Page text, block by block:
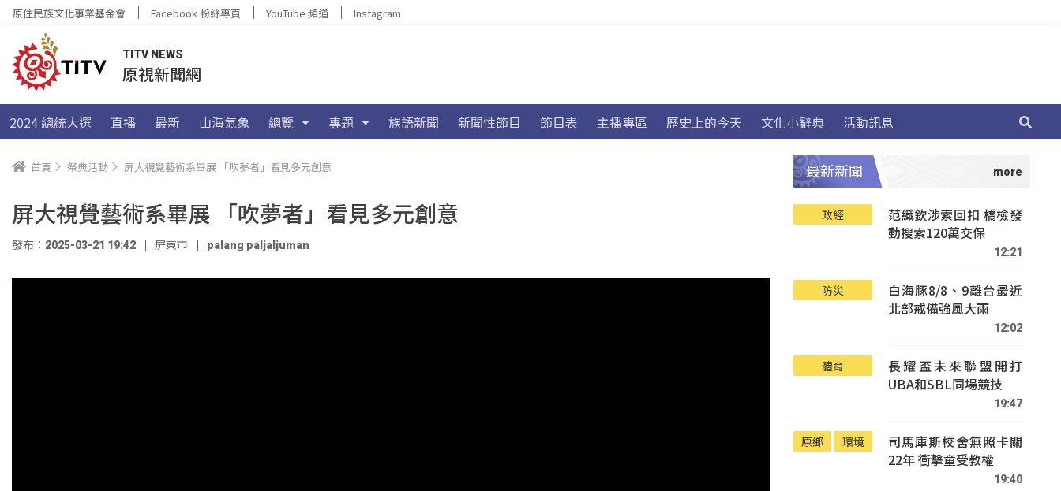
原住民族文化事業基金會 Facebook 粉絲專頁 YouTube 頻道 Instagram
TITV NEWS
原視新聞網
2024 總統大選 直播 最新 山海氣象 總覽 專題 族語新聞 新聞性節目 節目表 主播專區 歷史上的今天 文化小辭典 活動訊息
首頁 祭典活動 屏大視覺藝術系畢展 「吹夢者」看見多元創意
屏大視覺藝術系畢展 「吹夢者」看見多元創意
發布：2025-03-21 19:42 屏東市 palang paljaljuman
最新新聞
政經
范織欽涉索回扣 橋檢發
動搜索120萬交保
12:21
防災
白海豚8/8、9離台最近
北部戒備強風大雨
12:02
體育
長耀盃未來聯盟開打
UBA和SBL同場競技
19:47
原鄉 環境
司馬庫斯校舍無照卡關
22年 衝擊童受教權
19:40